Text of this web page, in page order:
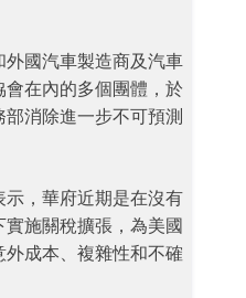
國汽車製造商及汽車
在內的多個團體，於
消除進一步不可預測
，華府近期是在沒有
施關稅擴張，為美國
成本、複雜性和不確